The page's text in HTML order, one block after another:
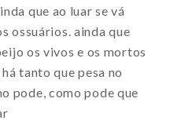
que ao luar se vá
ossuários. ainda que
os vivos e os mortos
tanto que pesa no
pode, como pode que